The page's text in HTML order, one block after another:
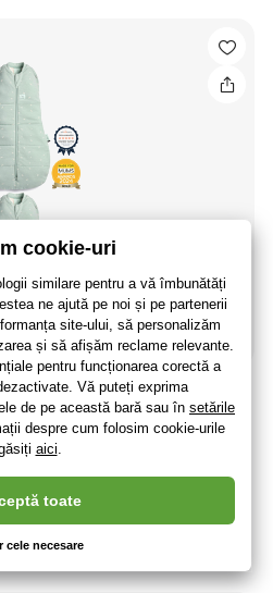
de dormit 2 în 1 Cocoon
tog
20.08.)